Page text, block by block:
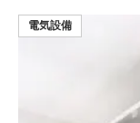
電気設備